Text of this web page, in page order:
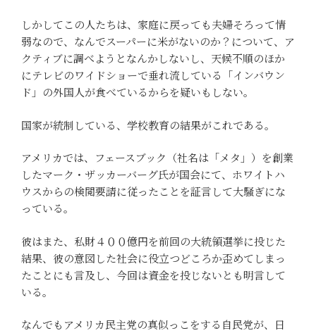
しかしてこの人たちは、家庭に戻っても夫婦そろって情
弱なので、なんでスーパーに米がないのか？について、ア
クティブに調べようとなんかしないし、天候不順のほか
にテレビのワイドショーで垂れ流している「インバウン
ド」の外国人が食べているからを疑いもしない。
国家が統制している、学校教育の結果がこれである。
アメリカでは、フェースブック（社名は「メタ」）を創業
したマーク・ザッカーバーグ氏が国会にて、ホワイトハ
ウスからの検閲要請に従ったことを証言して大騒ぎにな
っている。
彼はまた、私財４００億円を前回の大統領選挙に投じた
結果、彼の意図した社会に役立つどころか歪めてしまっ
たことにも言及し、今回は資金を投じないとも明言して
いる。
なんでもアメリカ民主党の真似っこをする自民党が、日